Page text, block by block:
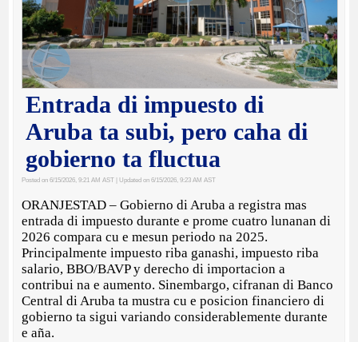
Entrada di impuesto di
Aruba ta subi, pero caha di
gobierno ta fluctua
Posted on 6/15/2026, 9:21 AM AST | Updated on 6/15/2026, 9:23 AM AST
ORANJESTAD – Gobierno di Aruba a registra mas
entrada di impuesto durante e prome cuatro lunanan di
2026 compara cu e mesun periodo na 2025.
Principalmente impuesto riba ganashi, impuesto riba
salario, BBO/BAVP y derecho di importacion a
contribui na e aumento. Sinembargo, cifranan di Banco
Central di Aruba ta mustra cu e posicion financiero di
gobierno ta sigui variando considerablemente durante
e aña.